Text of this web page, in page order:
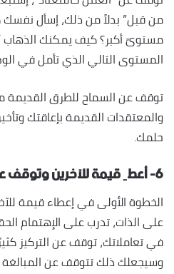
من قبل” بدلاً من ذلك، إسأل
مستوىً أكبر؟ كيف يمكنك
المستوى التالي الذي تأمل في
توقف عن السماح للطرق القديمة
والمعتقدات القديمة بإعاقتك
حلمك.
٦- أعطِ قيمة للآخرين وتوقف عن الآنانية
الخطوة الأولى في إعطاء قيمة
على الذات، تدرب على الإهتمام
في تعاملاتك، توقف عن التركيز
وسيجعلك ذلك تتوقف عن المبالغة